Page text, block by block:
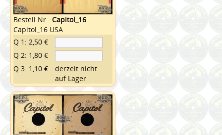
Bestell Nr.:Capitol_16
Capitol_16 USA
Q 1: 2,50 €
Q 2: 1,80 €
Q 3: 1,10 €
derzeit nicht
auf Lager